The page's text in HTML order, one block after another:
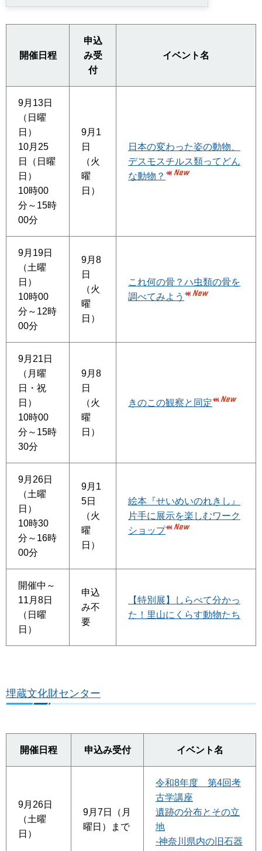
開催日程
申込
み受
付
イベント名
9月13日
（日曜
日）
10月25
日（日曜
日）
10時00
分～15時
00分
9月1
日
（火
曜
日）
日本の変わった姿の動物、
デスモスチルス類ってどん
な動物？
9月19日
（土曜
日）
10時00
分～12時
00分
9月8
日
（火
曜
日）
これ何の骨？ハ虫類の骨を
調べてみよう
9月21日
（月曜
日・祝
日）
10時00
分～15時
30分
9月8
日
（火
曜
日）
きのこの観察と同定
9月26日
（土曜
日）
10時30
分～16時
00分
9月1
5日
（火
曜
日）
絵本『せいめいのれきし』
片手に展示を楽しむワーク
ショップ
開催中～
11月8日
（日曜
日）
申込
み不
要
【特別展】しらべて分かっ
た！里山にくらす動物たち
埋蔵文化財センター
開催日程 申込み受付 イベント名
9月26日
（土曜
日）
9月7日（月
曜日）まで
令和8年度 第4回考
古学講座
遺跡の分布とその立
地
-神奈川県内の旧石器